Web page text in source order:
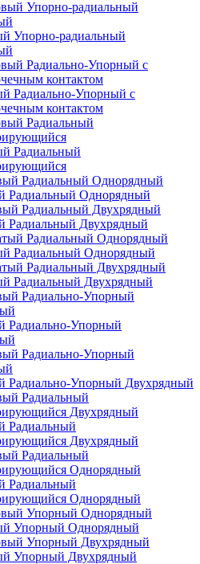
Упорно-радиальный
Радиально-Упорный с
контактом
Радиальный
Радиальный Однорядный
Радиальный Двухрядный
Радиальный Однорядный
Радиальный Двухрядный
Радиально-Упорный
Радиально-Упорный Двухрядный
Радиальный
Двухрядный
Радиальный
Однорядный
Упорный Однорядный
Упорный Двухрядный